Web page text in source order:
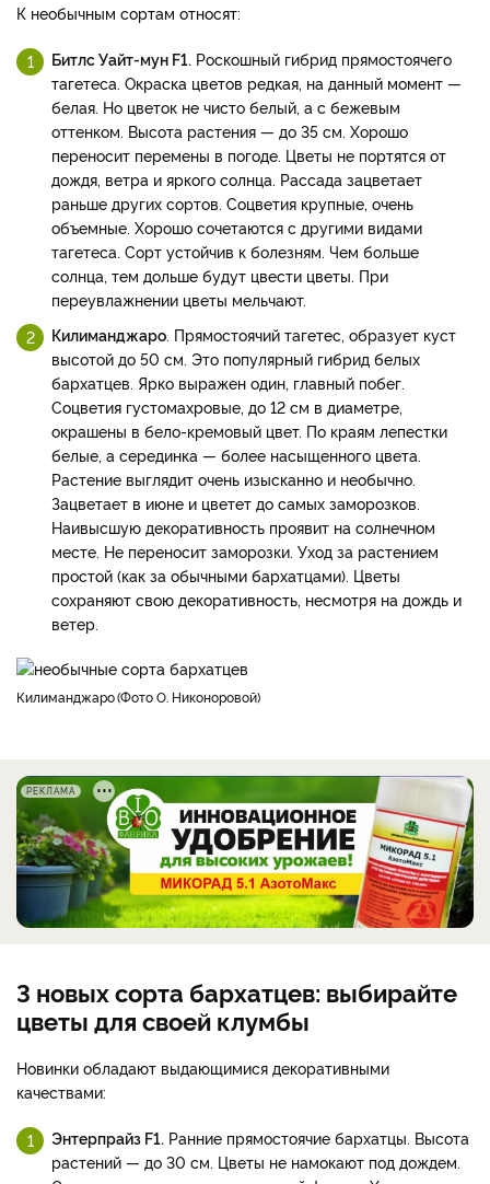
К необычным сортам относят:
Битлс Уайт-мун F1. Роскошный гибрид прямостоячего
тагетеса. Окраска цветов редкая, на данный момент —
белая. Но цветок не чисто белый, а с бежевым
оттенком. Высота растения — до 35 см. Хорошо
переносит перемены в погоде. Цветы не портятся от
дождя, ветра и яркого солнца. Рассада зацветает
раньше других сортов. Соцветия крупные, очень
объемные. Хорошо сочетаются с другими видами
тагетеса. Сорт устойчив к болезням. Чем больше
солнца, тем дольше будут цвести цветы. При
переувлажнении цветы мельчают.
Килиманджаро. Прямостоячий тагетес, образует куст
высотой до 50 см. Это популярный гибрид белых
бархатцев. Ярко выражен один, главный побег.
Соцветия густомахровые, до 12 см в диаметре,
окрашены в бело-кремовый цвет. По краям лепестки
белые, а серединка — более насыщенного цвета.
Растение выглядит очень изысканно и необычно.
Зацветает в июне и цветет до самых заморозков.
Наивысшую декоративность проявит на солнечном
месте. Не переносит заморозки. Уход за растением
простой (как за обычными бархатцами). Цветы
сохраняют свою декоративность, несмотря на дождь и
ветер.
Килиманджаро Фото О. Никоноровой
РЕКЛАМА
3 новых сорта бархатцев: выбирайте
цветы для своей клумбы
Новинки обладают выдающимися декоративными
качествами:
Энтерпрайз F1. Ранние прямостоячие бархатцы. Высота
растений — до 30 см. Цветы не намокают под дождем.